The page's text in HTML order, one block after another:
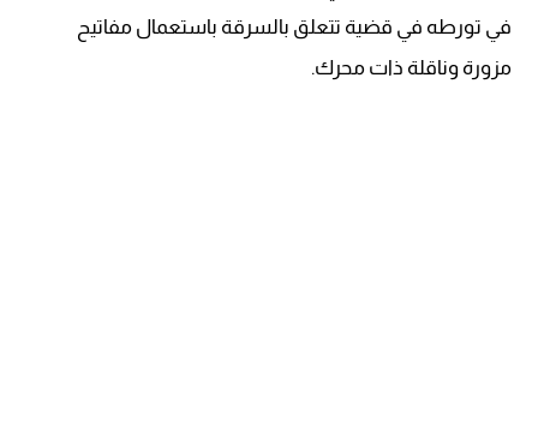
في تورطه في قضية تتعلق بالسرقة باستعمال مفاتيح
مزورة وناقلة ذات محرك.